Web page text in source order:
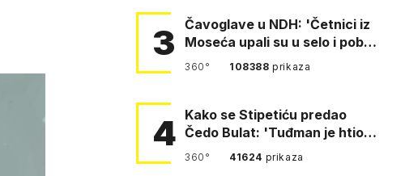
3
Čavoglave u NDH: 'Četnici iz
Moseća upali su u selo i pobili
obitelj Perković'
360° 108388prikaza
4 Kako se Stipetiću predao
Čedo Bulat: 'Tuđman je htio
da se prerušim u ženu'
360° 41624 prikaza